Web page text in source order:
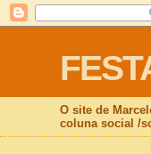
O site de
coluna social /